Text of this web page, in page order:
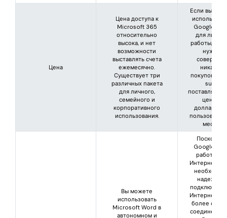
Цена
Цена доступа к
Microsoft 365
относительно
высока, и нет
возможности
выставлять счета
ежемесячно.
Существует три
различных пакета
для личного,
семейного и
корпоративного
использования.
Если вы
Google
для
работы, вам
нужно
совершать
никаких
покупок. Но
suite
цене 5
долларов
месяц.
Вы можете
использовать
Microsoft Word в
автономном и
Поскольку
Google
работает в
Интернете,
надежное
Интернету.
более
соединении